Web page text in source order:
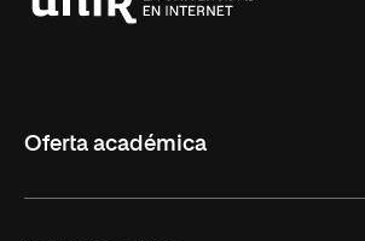
Oferta académica